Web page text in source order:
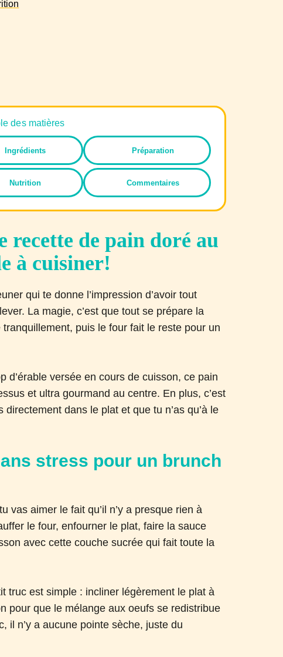
des matières
Ingrédients Préparation
Nutrition Commentaires
recette de pain doré au
à cuisiner!
qui te donne l’impression d’avoir tout
La magie, c’est que tout se prépare la
puis le four fait le reste pour un
d’érable versée en cours de cuisson, ce pain
et ultra gourmand au centre. En plus, c’est
dans le plat et que tu n’as qu’à le
stress pour un brunch
vas aimer le fait qu’il n’y a presque rien à
le four, enfourner le plat, faire la sauce
avec cette couche sucrée qui fait toute la
truc est simple : incliner légèrement le plat à
pour que le mélange aux oeufs se redistribue
il n’y a aucune pointe sèche, juste du